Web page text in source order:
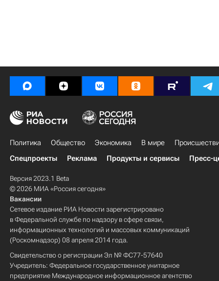
Политика Общество Экономика В мире
Спецпроекты
Реклама Продукты и сервисы Пресс-
Версия 2023.1 Beta
© 2026 МИА «Россия сегодня»
Вакансии
Сетевое издание РИА Новости зарегистрировано
в Федеральной службе по надзору в сфере связи,
информационных технологий и массовых коммуникаций
(Роскомнадзор) 08 апреля 2014 года.
Свидетельство о регистрации Эл № ФС77-57640
Учредитель: Федеральное государственное унитарное
предприятие Международное информационное агентство